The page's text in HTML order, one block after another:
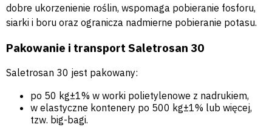
dobre ukorzenienie roślin, wspomaga pobieranie fosforu,
siarki i boru oraz ogranicza nadmierne pobieranie potasu.
Pakowanie i transport Saletrosan 30
Saletrosan 30 jest pakowany:
po 50 kg±1% w worki polietylenowe z nadrukiem,
w elastyczne kontenery po 500 kg±1% lub więcej,
tzw. big-bagi.